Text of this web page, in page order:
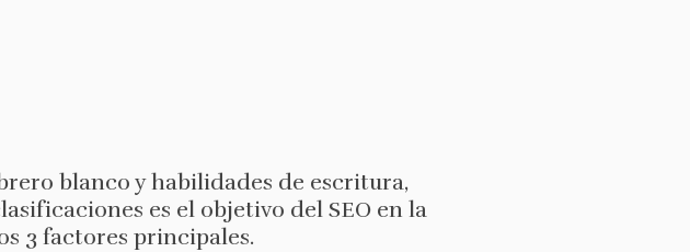
blanco y habilidades de escritura,
es el objetivo del SEO en la
3 factores principales.